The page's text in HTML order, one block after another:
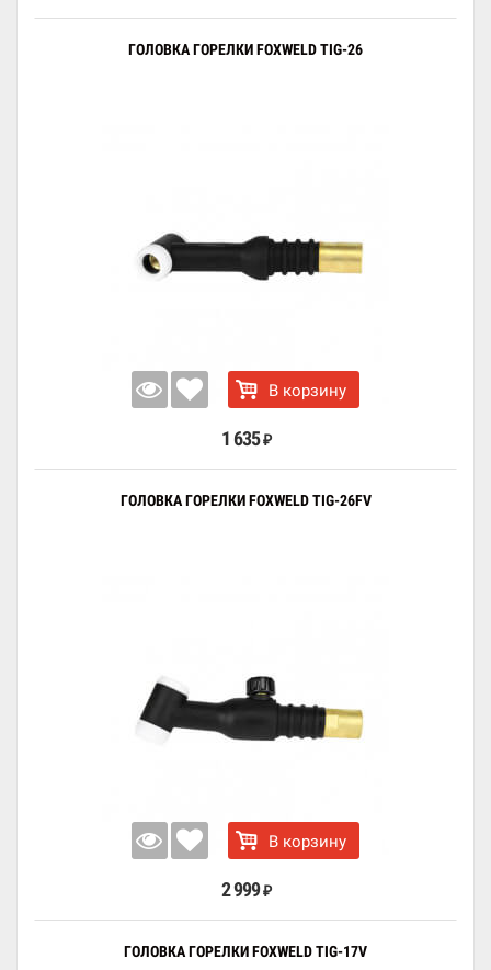
ГОЛОВКА ГОРЕЛКИ FOXWELD TIG-26
В корзину
1 635 ₽
ГОЛОВКА ГОРЕЛКИ FOXWELD TIG-26FV
В корзину
2 999 ₽
ГОЛОВКА ГОРЕЛКИ FOXWELD TIG-17V